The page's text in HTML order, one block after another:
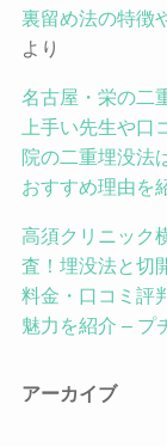
裏留め法の特徴
より
名古屋・栄の二
上手い先生や口
院の二重埋没法
おすすめ理由を
高須クリニック
査！埋没法と切
料金・口コミ評
魅力を紹介 – プ
アーカイブ